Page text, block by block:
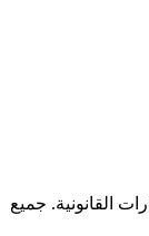
القانونية. جميع